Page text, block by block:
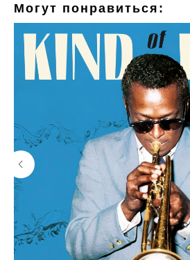
Могут понравиться: